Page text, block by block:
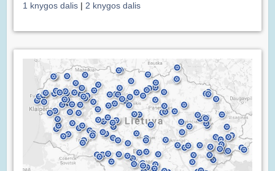
1 knygos dalis | 2 knygos dalis